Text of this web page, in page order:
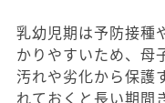
乳幼児期は予防接種
かりやすいため、母
汚れや劣化から保護
れておくと長い期間